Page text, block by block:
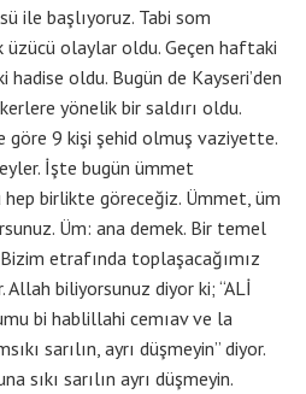
ile başlıyoruz. Tabi som
olaylar oldu. Geçen haftaki
hadise oldu. Bugün de Kayseri’den
yönelik bir saldırı oldu.
göre 9 kişi şehid olmuş vaziyette.
İşte bugün ümmet
hep birlikte göreceğiz. Ümmet, üm
Üm: ana demek. Bir temel
etrafında toplaşacağımız
Allah biliyorsunuz diyor ki; “ALİ
bi hablillahi cemıav ve la
sarılın, ayrı düşmeyin” diyor.
sıkı sarılın ayrı düşmeyin.